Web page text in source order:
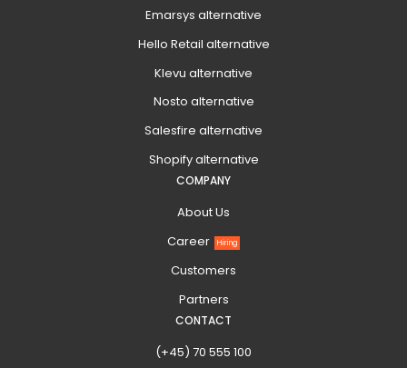
Emarsys alternative
Hello Retail alternative
Klevu alternative
Nosto alternative
Salesfire alternative
Shopify alternative
COMPANY
About Us
Career
Hiring
Customers
Partners
CONTACT
(+45) 70 555 100